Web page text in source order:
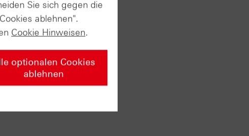
Sie sich gegen die
ablehnen".
Cookie Hinweisen.
optionalen Cookies
ablehnen